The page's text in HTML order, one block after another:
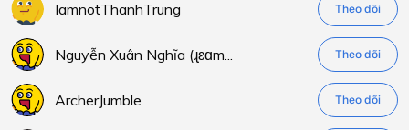
IamnotThanhTrung Theo dõi
Nguyễn Xuân Nghĩa (ɻɛɑm... Theo dõi
ArcherJumble Theo dõi